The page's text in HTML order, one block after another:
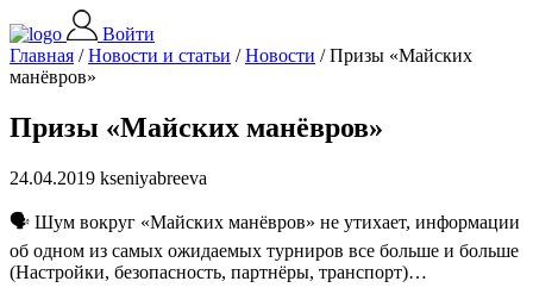
Войти
Главная /Новости и статьи /Новости /Призы «Майских
манёвров»
Призы «Майских манёвров»
24.04.2019 kseniyabreeva
🗣 Шум вокруг «Майских манёвров» не утихает, информации
об одном из самых ожидаемых турниров все больше и больше
(Настройки, безопасность, партнёры, транспорт)…